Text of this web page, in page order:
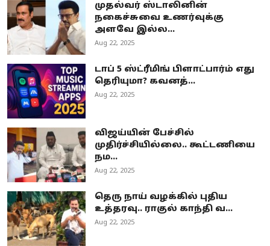
முதல்வர் ஸ்டாலினின்
நகைச்சுவை உணர்வுக்கு
அளவே இல்ல...
Aug 22, 2025
டாப் 5 ஸ்ட்ரீமிங் பிளாட்பார்ம் எது
தெரியுமா? கவனத்...
Aug 22, 2025
விஜய்யின் பேச்சில்
முதிர்ச்சியில்லை.. கூட்டணியை
நம...
Aug 22, 2025
தெரு நாய் வழக்கில் புதிய
உத்தரவு.. ராகுல் காந்தி வ...
Aug 22, 2025